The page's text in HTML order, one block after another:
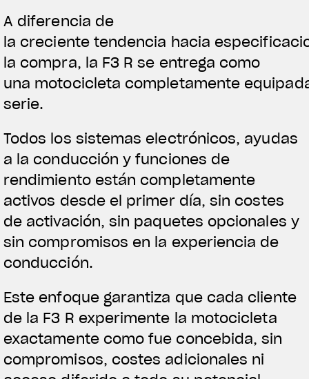
A diferencia de
la creciente tendencia hacia
la compra, la F3 R se entrega como
una motocicleta completamente
serie.
Todos los sistemas electrónicos, ayudas
a la conducción y funciones de
rendimiento están completamente
activos desde el primer día, sin costes
de activación, sin paquetes opcionales y
sin compromisos en la experiencia de
conducción.
Este enfoque garantiza que cada cliente
de la F3 R experimente la motocicleta
exactamente como fue concebida, sin
compromisos, costes adicionales ni